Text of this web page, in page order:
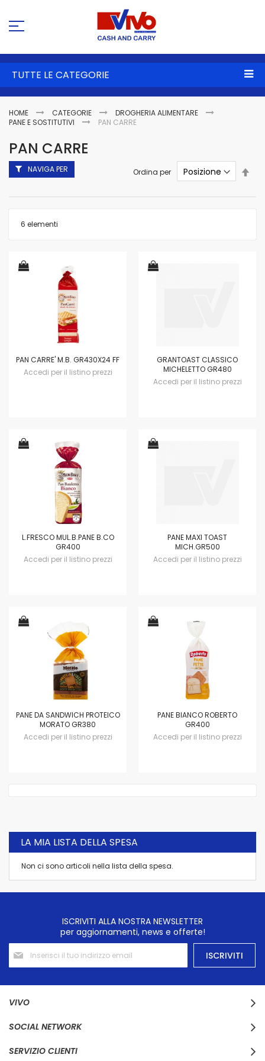
TUTTE LE CATEGORIE
HOME CATEGORIE
DROGHERIA ALIMENTARE
PANE E SOSTITUTIVI
PAN CARRE
PAN CARRE
6 elementi
Ordina per
PAN CARRE' M.B. GR430X24 FF
Accedi per il listino prezzi
GRANTOAST CLASSICO
MICHELETTO GR480
Accedi per il listino prezzi
L.FRESCO MUL.B.PANE B.CO
GR400
Accedi per il listino prezzi
PANE MAXI TOAST
MICH.GR500
Accedi per il listino prezzi
PANE DA SANDWICH PROTEICO
MORATO GR380
Accedi per il listino prezzi
PANE BIANCO ROBERTO
GR400
Accedi per il listino prezzi
NAVIGA PER
LA MIA LISTA DELLA SPESA
Non ci sono articoli nella lista della spesa.
ISCRIVITI ALLA NOSTRA NEWSLETTER
per aggiornamenti, news e offerte!
Iscriviti
alla
nostra
ISCRIVITI
VIVO
SOCIAL NETWORK
SERVIZIO CLIENTI